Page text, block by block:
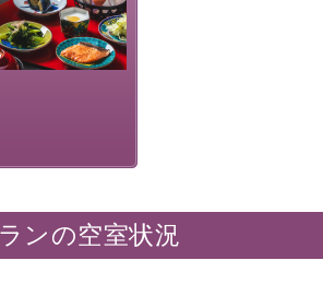
た和食膳に使わ
諏訪の名産品を
り入れ、安心・
た長野県産...
ンの空室状況